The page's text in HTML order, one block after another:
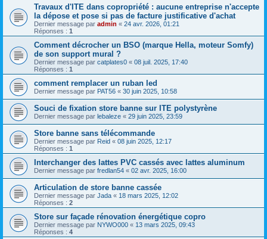
Travaux d'ITE dans copropriété : aucune entreprise n'accepte
la dépose et pose si pas de facture justificative d'achat
Dernier message par admin « 24 avr. 2026, 01:21
Réponses : 1
Comment décrocher un BSO (marque Hella, moteur Somfy)
de son support mural ?
Dernier message par catplates0 « 08 juil. 2025, 17:40
Réponses : 1
comment remplacer un ruban led
Dernier message par PAT56 « 30 juin 2025, 10:58
Souci de fixation store banne sur ITE polystyrène
Dernier message par lebaleze « 29 juin 2025, 23:59
Store banne sans télécommande
Dernier message par Reid « 08 juin 2025, 12:17
Réponses : 1
Interchanger des lattes PVC cassés avec lattes aluminum
Dernier message par fredlan54 « 02 avr. 2025, 16:00
Articulation de store banne cassée
Dernier message par Jada « 18 mars 2025, 12:02
Réponses : 2
Store sur façade rénovation énergétique copro
Dernier message par NYWO000 « 13 mars 2025, 09:43
Réponses : 4